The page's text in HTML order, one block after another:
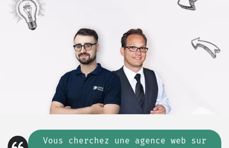
Vous cherchez une agence web sur